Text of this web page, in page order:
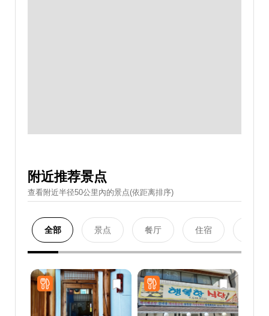
附近推荐景点
查看附近半径50公里內的景点(依距离排序)
全部 景点 餐厅 住宿